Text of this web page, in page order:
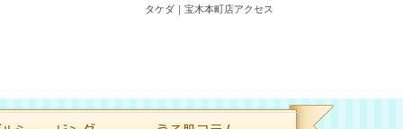
タケダ｜宝木本町店アクセス